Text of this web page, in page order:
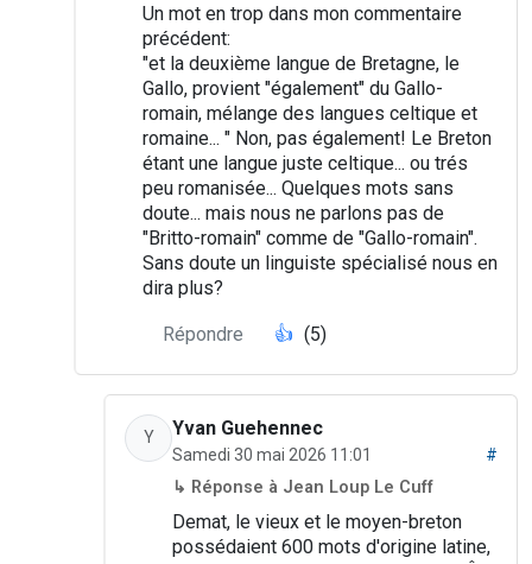
Un mot en trop dans mon commentaire
précédent:
"et la deuxième langue de Bretagne, le
Gallo, provient "également" du Gallo-
romain, mélange des langues celtique et
romaine... " Non, pas également! Le Breton
étant une langue juste celtique... ou trés
peu romanisée... Quelques mots sans
doute... mais nous ne parlons pas de
"Britto-romain" comme de "Gallo-romain".
Sans doute un linguiste spécialisé nous en
dira plus?
Répondre 👍 (5)
Y Yvan Guehennec
Samedi 30 mai 2026 11:01 #
↳ Réponse à Jean Loup Le Cuff
Demat, le vieux et le moyen-breton
possédaient 600 mots d'origine latine,